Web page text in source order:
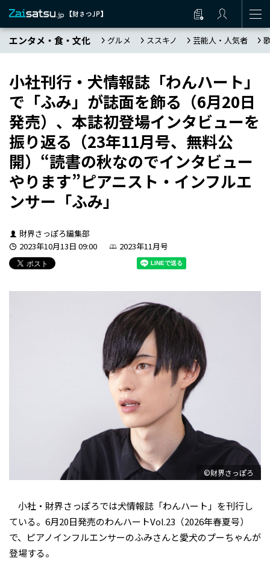
エンタメ・食・文化 グルメ ススキノ 芸能人・人気者
小社刊行・犬情報誌「わんハート」
で「ふみ」が誌面を飾る（6月20日
発売）、本誌初登場インタビューを
振り返る（23年11月号、無料公
開）“読書の秋なのでインタビュー
やります”ピアニスト・インフルエ
ンサー「ふみ」
財界さっぽろ編集部
2023年10月13日 09:00
2023年11月号
©財界さっぽろ
小社・財界さっぽろでは犬情報誌「わんハート」を刊行し
ている。6月20日発売のわんハートVol.23（2026年春夏号）
で、ピアノインフルエンサーのふみさんと愛犬のプーちゃんが
登場する。